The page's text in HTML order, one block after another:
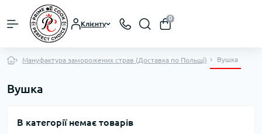
Клієнту
0
Мануфактура заморожених страв (Доставка по Польщі) Вушка
Вушка
В категорії немає товарів